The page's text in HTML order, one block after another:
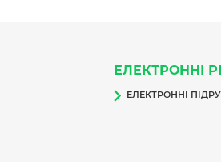
ЕЛЕКТРОННІ
ЕЛЕКТРОННІ